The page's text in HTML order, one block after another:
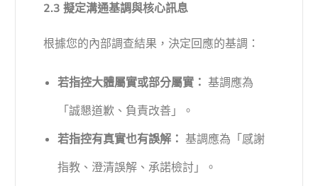
2.3 擬定溝通基調與核心訊息
根據您的內部調查結果，決定回應的基調：
若指控大體屬實或部分屬實： 基調應為
「誠懇道歉、負責改善」。
若指控有真實也有誤解： 基調應為「感謝
指教、澄清誤解、承諾檢討」。